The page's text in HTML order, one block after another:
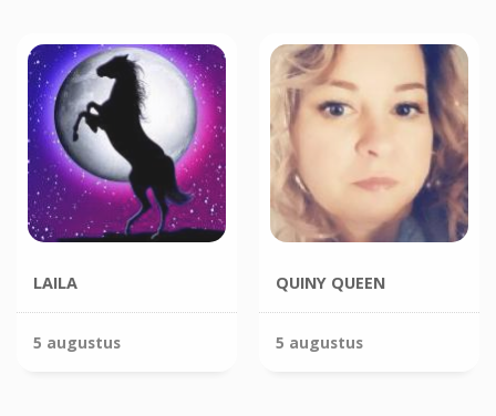
LAILA
5 augustus
QUINY QUEEN
5 augustus